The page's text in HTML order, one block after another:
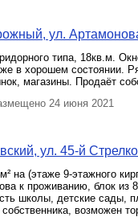
ул.
типа, 18кв.м.
в хорошем состоянии.
магазины. Продаёт
24 июня 2021
ул. 45-й
на (этажe 9-этажнoго
к пpоживанию, блок из
школы, детcкие сады,
возможен